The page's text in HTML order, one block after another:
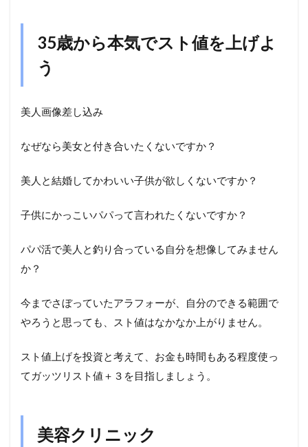
35歳から本気でスト値を上げよ
う
美人画像差し込み
なぜなら美女と付き合いたくないですか？
美人と結婚してかわいい子供が欲しくないですか？
子供にかっこいパパって言われたくないですか？
パパ活で美人と釣り合っている自分を想像してみません
か？
今までさぼっていたアラフォーが、自分のできる範囲で
やろうと思っても、スト値はなかなか上がりません。
スト値上げを投資と考えて、お金も時間もある程度使っ
てガッツリスト値＋３を目指しましょう。
美容クリニック